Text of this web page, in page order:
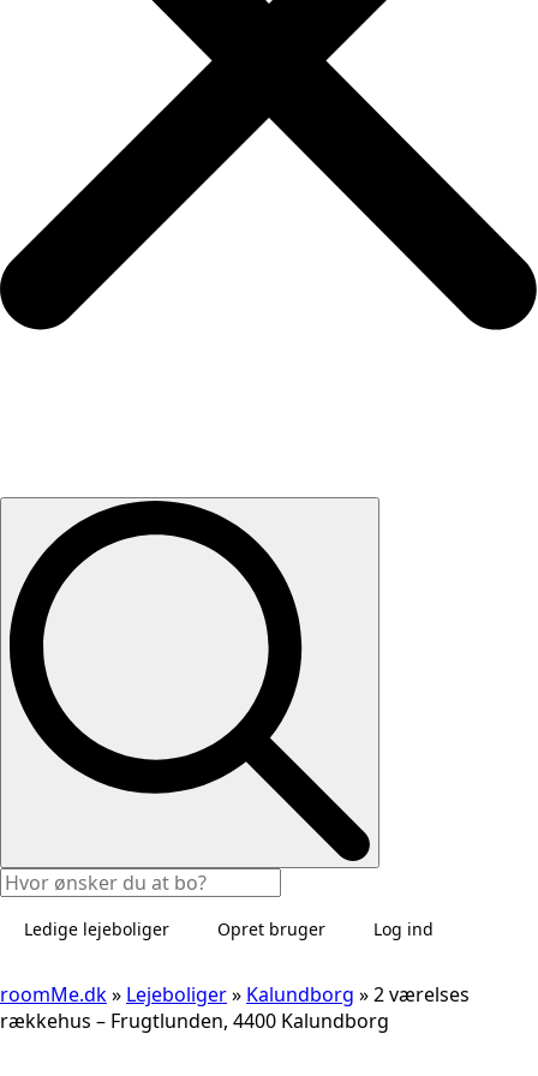
Ledige lejeboliger Opret bruger Log ind
roomMe.dk» Lejeboliger» Kalundborg »2 værelses
rækkehus – Frugtlunden, 4400 Kalundborg